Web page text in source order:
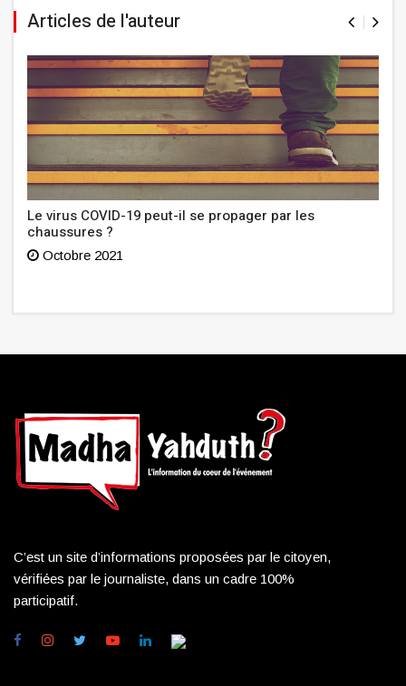
Articles de l'auteur
Le virus COVID-19 peut-il se propager par les
chaussures ?
Octobre 2021
C’est un site d’informations proposées par le citoyen,
vérifiées par le journaliste, dans un cadre 100%
participatif.